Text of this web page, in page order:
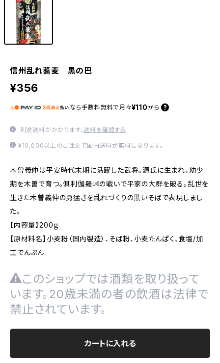
信州乱れ蕎麦 黒の巴
¥356
なら 手数料無料で 月々¥110 から
別途送料がかかります。送料を確認する
¥10,000以上のご注文で国内送料が無料になります。
木曽義仲は平安時代末期に活躍した武将。源氏に生まれ、幼少
期を木曽で育つ。俱利伽羅峠の戦いで平家の大群を破る。乱世を
生きた木曽義仲の勇猛さを乱れづくりの黒いそばで表現しまし
た。
【内容量】200ｇ
【原材料名】小麦粉（国内製造）、そば粉、小麦たんぱく、食塩/加
工でんぷん
このショップでは酒類を取り扱って
います。20歳未満の者の飲酒は法律で
禁止されています。
カートに入れる